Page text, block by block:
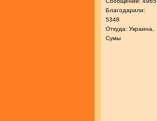
Благодарили:
5348
Откуда: Украина,
Сумы